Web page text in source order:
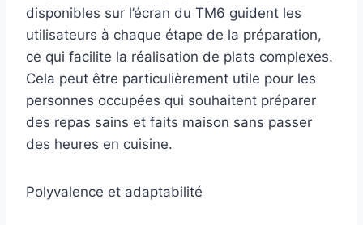
disponibles sur l’écran du TM6 guident les
utilisateurs à chaque étape de la préparation,
ce qui facilite la réalisation de plats complexes.
Cela peut être particulièrement utile pour les
personnes occupées qui souhaitent préparer
des repas sains et faits maison sans passer
des heures en cuisine.
Polyvalence et adaptabilité